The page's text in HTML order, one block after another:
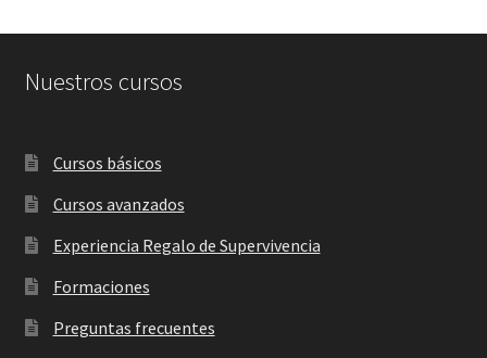
Nuestros cursos
Cursos básicos
Cursos avanzados
Experiencia Regalo de Supervivencia
Formaciones
Preguntas frecuentes